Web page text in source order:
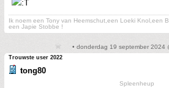
Ik noem een Tony van Heemschut,een Loeki Knol,een
een Japie Stobbe !
• donderdag 19 september 2024
Trouwste user 2022
tong80
Spleenheup